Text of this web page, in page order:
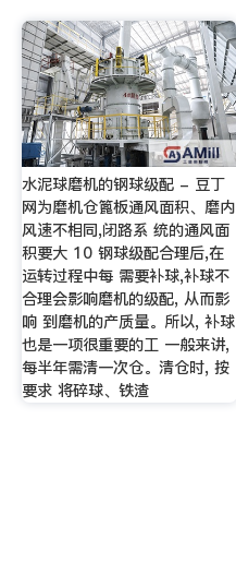
水泥球磨机的钢球级配 - 豆丁
网为磨机仓篦板通风面积、磨内
风速不相同,闭路系 统的通风面
积要大 10 钢球级配合理后,在
运转过程中每 需要补球,补球不
合理会影响磨机的级配, 从而影
响 到磨机的产质量。所以, 补球
也是一项很重要的工 一般来讲,
每半年需清一次仓。清仓时, 按
要求 将碎球、铁渣